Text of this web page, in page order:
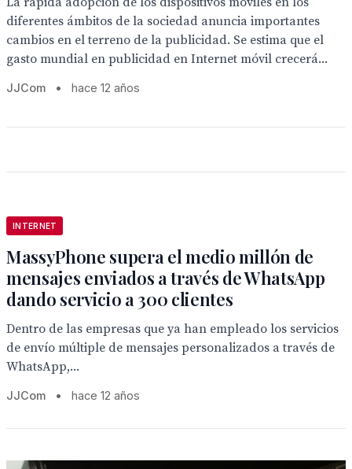
diferentes ámbitos de la sociedad anuncia importantes
cambios en el terreno de la publicidad. Se estima que el
gasto mundial en publicidad en Internet móvil crecerá...
JJCom • hace 12 años
INTERNET
MassyPhone supera el medio millón de
mensajes enviados a través de WhatsApp
dando servicio a 300 clientes
Dentro de las empresas que ya han empleado los servicios
de envío múltiple de mensajes personalizados a través de
WhatsApp,...
JJCom • hace 12 años